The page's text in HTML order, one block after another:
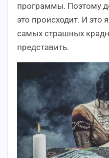
программы. Поэтому
это происходит. И это
самых страшных
представить.